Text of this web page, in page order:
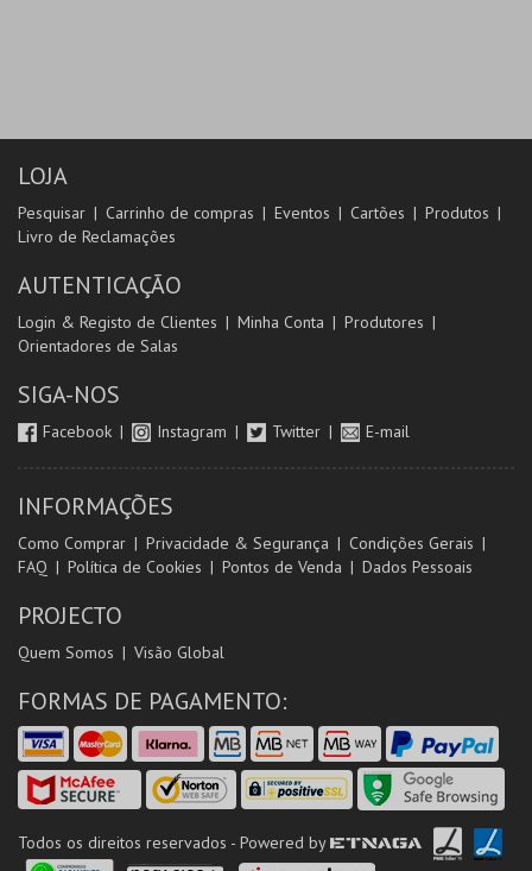
LOJA
Pesquisar Carrinho de compras Eventos Cartões
Produtos
Livro de Reclamações
AUTENTICAÇÃO
Login & Registo de Clientes Minha Conta
Produtores
Orientadores de Salas
SIGA-NOS
Facebook Instagram Twitter E-mail
INFORMAÇÕES
Como Comprar Privacidade & Segurança
Condições Gerais
FAQ
Política de Cookies Pontos de Venda Dados Pessoais
PROJECTO
Quem Somos Visão Global
FORMAS DE PAGAMENTO:
Todos os direitos reservados - Powered by ETNAGA